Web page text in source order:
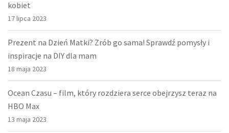
kobiet
17 lipca 2023
Prezent na Dzień Matki? Zrób go sama! Sprawdź pomysły i
inspiracje na DIY dla mam
18 maja 2023
Ocean Czasu – film, który rozdziera serce obejrzysz teraz na
HBO Max
13 maja 2023